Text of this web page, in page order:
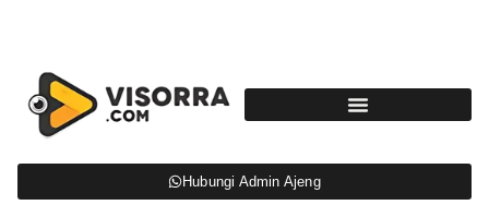
Hubungi Admin Ajeng